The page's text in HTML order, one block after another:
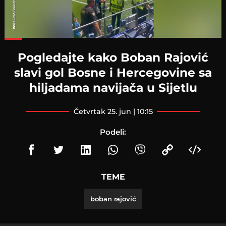
Pogledajte kako Boban Rajović
slavi gol Bosne i Hercegovine sa
hiljadama navijača u Sijetlu
četvrtak 25. jun | 10:15
Podeli:
TEME
boban rajović